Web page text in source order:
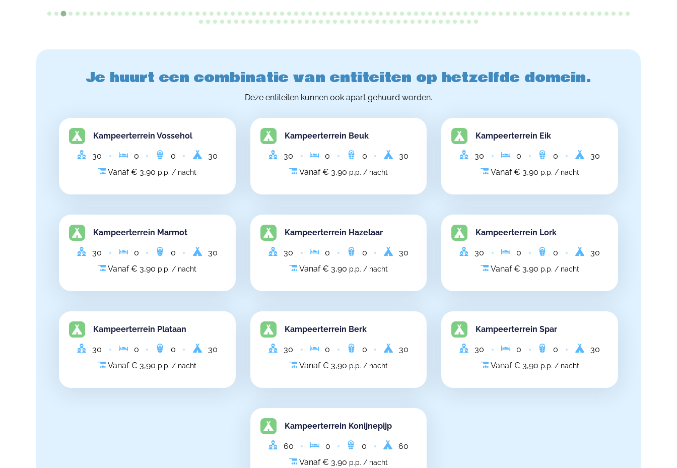
Je huurt een combinatie van entiteiten op hetzelfde domein.
Deze entiteiten kunnen ook apart gehuurd worden.
Kampeerterrein Vossehol
30 0 0
30
Vanaf € 3,90 p.p. / nacht
Kampeerterrein Beuk
30 0 0
30
Vanaf € 3,90 p.p. / nacht
Kampeerterrein Eik
30 0 0
30
Vanaf € 3,90 p.p. / nacht
Kampeerterrein Marmot
30 0 0
30
Vanaf € 3,90 p.p. / nacht
Kampeerterrein Hazelaar
30 0 0
30
Vanaf € 3,90 p.p. / nacht
Kampeerterrein Lork
30 0 0
30
Vanaf € 3,90 p.p. / nacht
Kampeerterrein Plataan
30 0 0
30
Vanaf € 3,90 p.p. / nacht
Kampeerterrein Berk
30 0 0
30
Vanaf € 3,90 p.p. / nacht
Kampeerterrein Spar
30 0 0
30
Vanaf € 3,90 p.p. / nacht
Kampeerterrein Konijnepijp
60 0 0
60
Vanaf € 3,90 p.p. / nacht